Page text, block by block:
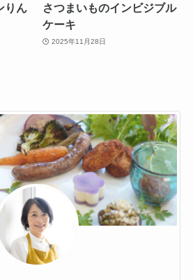
りん
さつまいものインビジブル
ケーキ
2025年11月28日